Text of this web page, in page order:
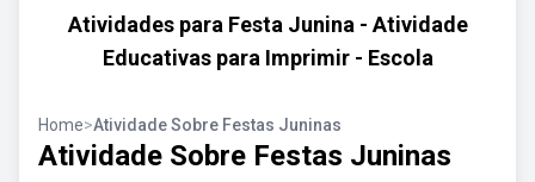
Atividades para Festa Junina - Atividade
Educativas para Imprimir - Escola
Home>Atividade Sobre Festas Juninas
Atividade Sobre Festas Juninas